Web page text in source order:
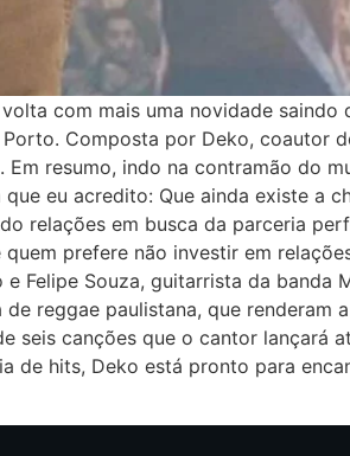
com mais uma novidade saindo
Composta por Deko, coautor
resumo, indo na contramão do
eu acredito: Que ainda existe a
relações em busca da parceria
prefere não investir em
Felipe Souza, guitarrista da banda
reggae paulistana, que renderam
seis canções que o cantor lançará
de hits, Deko está pronto para